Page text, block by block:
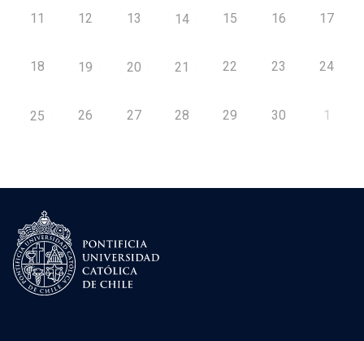
11 12 13 14 15 16 17
18 19 20 21 22 23 24
25 26 27 28 29 30 1